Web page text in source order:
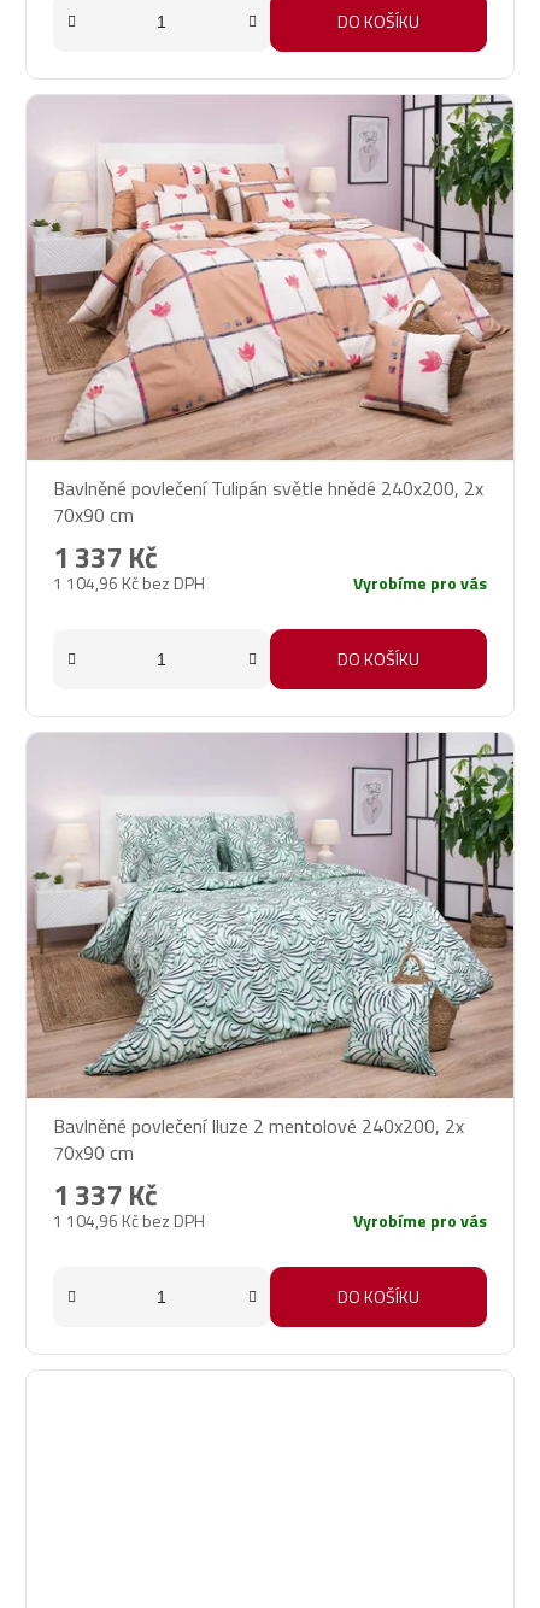
DO KOŠÍKU
Bavlněné povlečení Tulipán světle hnědé 240x200, 2x
70x90 cm
1 104,96 Kč bez DPH
1 337 Kč
Vyrobíme pro vás
DO KOŠÍKU
Bavlněné povlečení Iluze 2 mentolové 240x200, 2x
70x90 cm
1 104,96 Kč bez DPH
1 337 Kč
Vyrobíme pro vás
DO KOŠÍKU